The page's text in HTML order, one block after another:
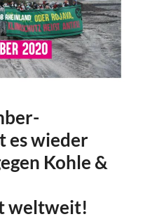
es wieder
Kohle &
weltweit!